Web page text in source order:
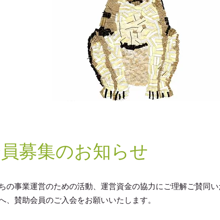
募集のお知らせ
の事業運営のための活動、運営資金の協力にご理解ご賛同
、賛助会員のご入会をお願いいたします。